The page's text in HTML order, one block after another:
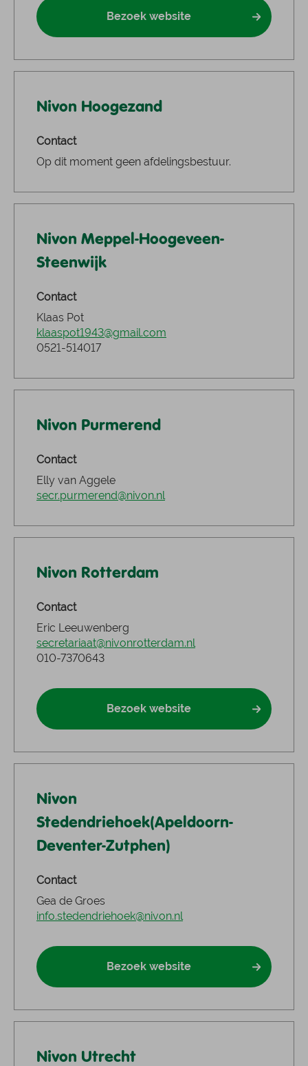
Bezoek website
Nivon Hoogezand
Contact
Op dit moment geen afdelingsbestuur.
Nivon Meppel-Hoogeveen-
Steenwijk
Contact
Klaas Pot
klaaspot1943@gmail.com
0521-514017
Nivon Purmerend
Contact
Elly van Aggele
secr.purmerend@nivon.nl
Nivon Rotterdam
Contact
Eric Leeuwenberg
secretariaat@nivonrotterdam.nl
010-7370643
Bezoek website
Nivon
Stedendriehoek(Apeldoorn-
Deventer-Zutphen)
Contact
Gea de Groes
info.stedendriehoek@nivon.nl
Bezoek website
Nivon Utrecht